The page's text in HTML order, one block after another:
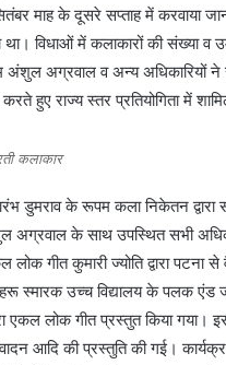
i
l
माह के दूसरे सप्ताह में करवाया
था। विधाओं में कलाकारों की संख्या
अंशुल अग्रवाल व अन्य अधिकारियों
हुए राज्य स्तर प्रतियोगिता में
कलाकार
डुमराव के रूपम कला निकेतन
के साथ उपस्थित सभी
गीत कुमारी ज्योति द्वारा
स्मारक उच्च विद्यालय के पलक एंड
एकल लोक गीत प्रस्तुत किया
आदि की प्रस्तुति की गई।